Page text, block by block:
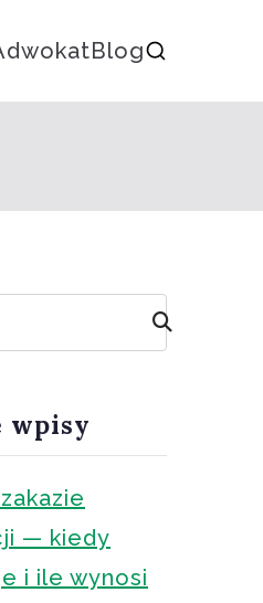
Blog
wpisy
— kiedy
i ile wynosi